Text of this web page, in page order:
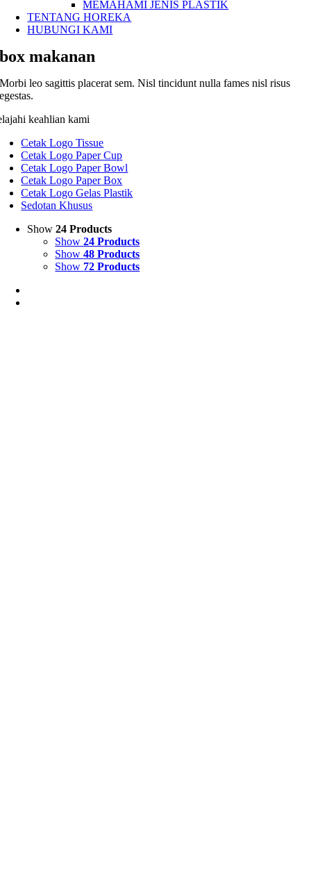
MEMAHAMI JENIS PLASTIK
TENTANG HOREKA
HUBUNGI KAMI
box makanan
Morbi leo sagittis placerat sem. Nisl tincidunt nulla fames nisl risus
egestas.
keahlian kami
Cetak Logo Tissue
Cetak Logo Paper Cup
Cetak Logo Paper Bowl
Cetak Logo Paper Box
Cetak Logo Gelas Plastik
Sedotan Khusus
Show24 Products
Show24 Products
Show48 Products
Show 72 Products